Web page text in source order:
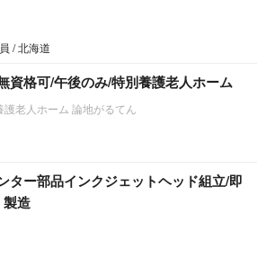
/ 北海道
資格可/午後のみ/特別養護老人ホーム
老人ホーム 論地がるてん
ター部品インクジェットヘッド組立/即
製造